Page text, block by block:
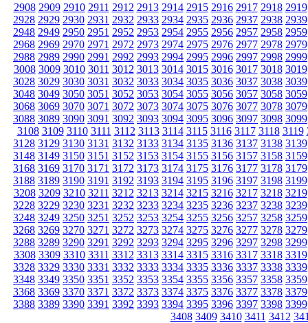
2908 2909 2910 2911 2912 2913 2914 2915 2916 2917 2918 2919
2928 2929 2930 2931 2932 2933 2934 2935 2936 2937 2938 2939
2948 2949 2950 2951 2952 2953 2954 2955 2956 2957 2958 2959
2968 2969 2970 2971 2972 2973 2974 2975 2976 2977 2978 2979
2988 2989 2990 2991 2992 2993 2994 2995 2996 2997 2998 2999
3008 3009 3010 3011 3012 3013 3014 3015 3016 3017 3018 3019
3028 3029 3030 3031 3032 3033 3034 3035 3036 3037 3038 3039
3048 3049 3050 3051 3052 3053 3054 3055 3056 3057 3058 3059
3068 3069 3070 3071 3072 3073 3074 3075 3076 3077 3078 3079
3088 3089 3090 3091 3092 3093 3094 3095 3096 3097 3098 3099
3108 3109 3110 3111 3112 3113 3114 3115 3116 3117 3118 3119
3128 3129 3130 3131 3132 3133 3134 3135 3136 3137 3138 3139
3148 3149 3150 3151 3152 3153 3154 3155 3156 3157 3158 3159
3168 3169 3170 3171 3172 3173 3174 3175 3176 3177 3178 3179
3188 3189 3190 3191 3192 3193 3194 3195 3196 3197 3198 3199
3208 3209 3210 3211 3212 3213 3214 3215 3216 3217 3218 3219
3228 3229 3230 3231 3232 3233 3234 3235 3236 3237 3238 3239
3248 3249 3250 3251 3252 3253 3254 3255 3256 3257 3258 3259
3268 3269 3270 3271 3272 3273 3274 3275 3276 3277 3278 3279
3288 3289 3290 3291 3292 3293 3294 3295 3296 3297 3298 3299
3308 3309 3310 3311 3312 3313 3314 3315 3316 3317 3318 3319
3328 3329 3330 3331 3332 3333 3334 3335 3336 3337 3338 3339
3348 3349 3350 3351 3352 3353 3354 3355 3356 3357 3358 3359
3368 3369 3370 3371 3372 3373 3374 3375 3376 3377 3378 3379
3388 3389 3390 3391 3392 3393 3394 3395 3396 3397 3398 3399
3408 3409 3410 3411 3412